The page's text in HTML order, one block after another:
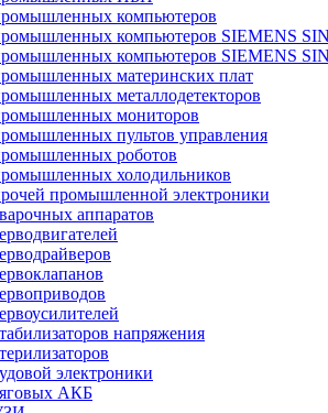
компьютеров
компьютеров SIEMENS
компьютеров SIEMENS
материнских плат
металлодетекторов
мониторов
пультов управления
роботов
холодильников
промышленной электроники
аппаратов
напряжения
электроники
АКБ